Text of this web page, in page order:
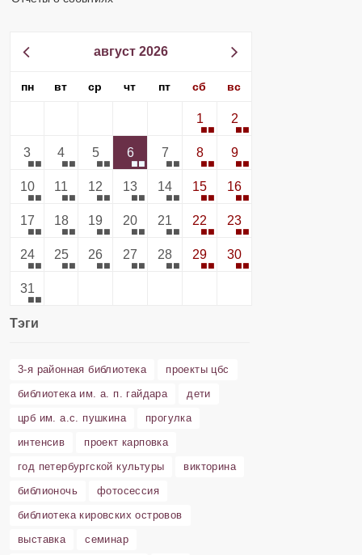
август 2026
пн вт ср чт пт сб вс
1 2
3 4 5 6 7 8 9
10 11 12 13 14 15 16
17 18 19 20 21 22 23
24 25 26 27 28 29 30
31
Тэги
3-я районная библиотека
проекты цбс
библиотека им. а. п. гайдара
дети
црб им. а.с. пушкина
прогулка
интенсив
проект карповка
год петербургской культуры
викторина
библионочь
фотосессия
библиотека кировских островов
выставка
семинар